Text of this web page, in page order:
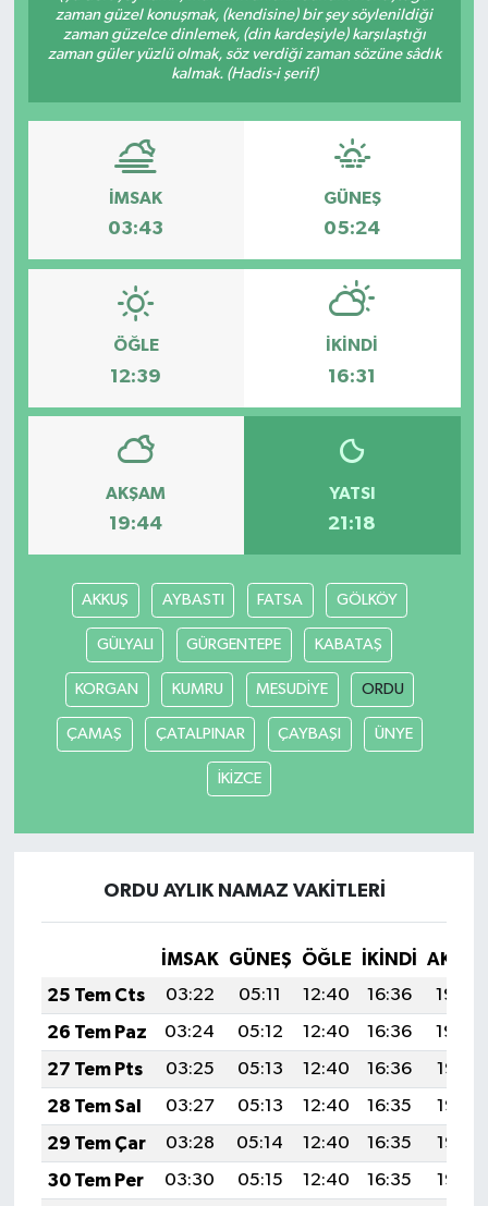
zaman güzel konuşmak, (kendisine) bir şey söylenildiği
zaman güzelce dinlemek, (din kardeşiyle) karşılaştığı
zaman güler yüzlü olmak, söz verdiği zaman sözüne sâdık
kalmak. (Hadis-i şerif)
İMSAK
03:43
GÜNEŞ
05:24
ÖĞLE
12:39
İKINDI
16:31
AKŞAM
19:44
YATSI
21:18
AKKUŞ AYBASTI FATSA GÖLKÖY
GÜLYALI GÜRGENTEPE KABATAŞ
KORGAN KUMRU MESUDİYE ORDU
ÇAMAŞ ÇATALPINAR ÇAYBAŞI ÜNYE
İKİZCE
ORDU AYLIK NAMAZ VAKITLERI
İMSAK GÜNEŞ ÖĞLE İKINDI
25 Tem Cts
03:22 05:11 12:40 16:36
19:59
26 Tem Paz
03:24 05:12 12:40 16:36
19:59
27 Tem Pts
03:25 05:13 12:40 16:36
19:58
28 Tem Sal
03:27 05:13 12:40 16:35
19:57
29 Tem Çar
03:28 05:14 12:40 16:35
19:56
30 Tem Per
03:30 05:15 12:40 16:35
19:55